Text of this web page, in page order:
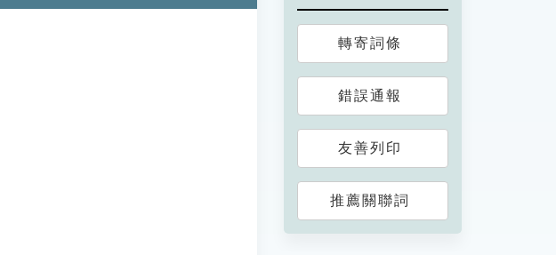
轉寄詞條
錯誤通報
友善列印
推薦關聯詞